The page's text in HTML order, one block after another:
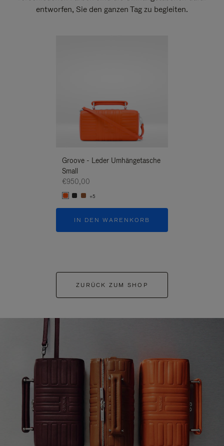
entworfen, Sie den ganzen Tag zu begleiten.
Groove - Leder Umhängetasche
Small
€950,00
+5
IN DEN WARENKORB
ZURÜCK ZUM SHOP